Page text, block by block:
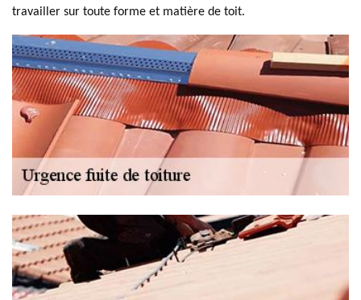
travailler sur toute forme et matière de toit.